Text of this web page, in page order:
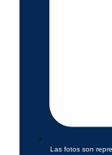
Las fotos son